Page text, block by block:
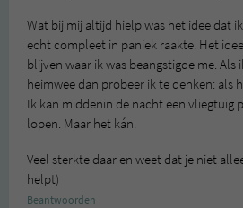
Wat bij mij altijd hielp was het idee dat
echt compleet in paniek raakte. Het
blijven waar ik was beangstigde me. Als
heimwee dan probeer ik te denken: als
Ik kan middenin de nacht een vliegtuig
lopen. Maar het kán.
Veel sterkte daar en weet dat je niet
helpt)
Beantwoorden